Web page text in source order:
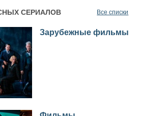
СЕРИАЛОВ Все списки
Зарубежные фильмы